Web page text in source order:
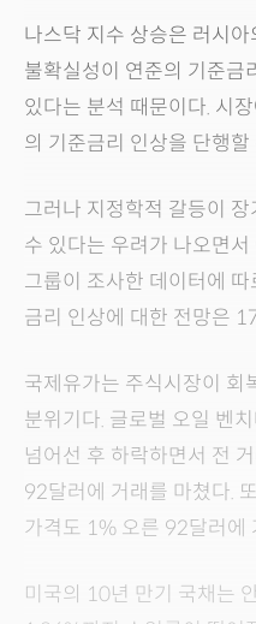
나스닥 지수 상승은 러시
불확실성이 연준의 기준금
있다는 분석 때문이다. 시
의 기준금리 인상을 단행
그러나 지정학적 갈등이
수 있다는 우려가 나오면
그룹이 조사한 데이터에
금리 인상에 대한 전망은
국제유가는 주식시장이 회
분위기다. 글로벌 오일 벤
넘어선 후 하락하면서 전
92달러에 거래를 마쳤다.
가격도 1% 오른 92달러에
미국의 10년 만기 국채는